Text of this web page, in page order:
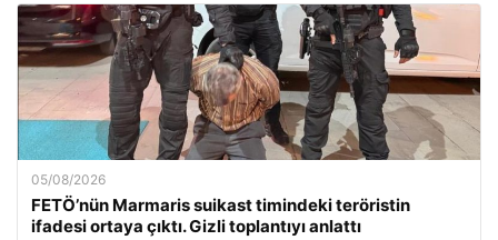
05/08/2026
FETÖ’nün Marmaris suikast timindeki teröristin
ifadesi ortaya çıktı. Gizli toplantıyı anlattı